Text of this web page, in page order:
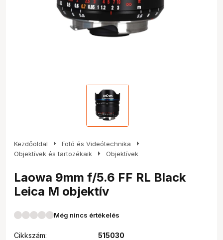
Kezdőoldal arrow_right Fotó és Videótechnika arrow_right
Objektívek és tartozékaik arrow_right Objektívek
Laowa 9mm f/5.6 FF RL Black
Leica M objektív
Még nincs értékelés
Cikkszám:
515030